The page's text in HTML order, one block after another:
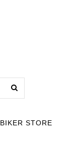
BIKER STORE